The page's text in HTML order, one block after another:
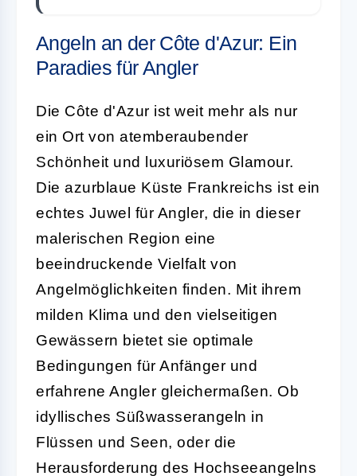
Angeln an der Côte d'Azur: Ein
Paradies für Angler
Die Côte d'Azur ist weit mehr als nur
ein Ort von atemberaubender
Schönheit und luxuriösem Glamour.
Die azurblaue Küste Frankreichs ist ein
echtes Juwel für Angler, die in dieser
malerischen Region eine
beeindruckende Vielfalt von
Angelmöglichkeiten finden. Mit ihrem
milden Klima und den vielseitigen
Gewässern bietet sie optimale
Bedingungen für Anfänger und
erfahrene Angler gleichermaßen. Ob
idyllisches Süßwasserangeln in
Flüssen und Seen, oder die
Herausforderung des Hochseeangelns